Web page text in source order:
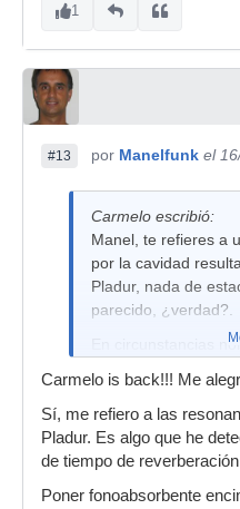
1
#13 por Manelfunk el
Carmelo escribió:
Manel, te refieres a
por la cavidad
Pladur, nada de
parecido, ¿verdad?.
En circunstancias
sería dificil, me
Carmelo is back!!! Me
Sí, me refiero a las
Pladur. Es algo que he
de tiempo de
Poner fonoabsorbente